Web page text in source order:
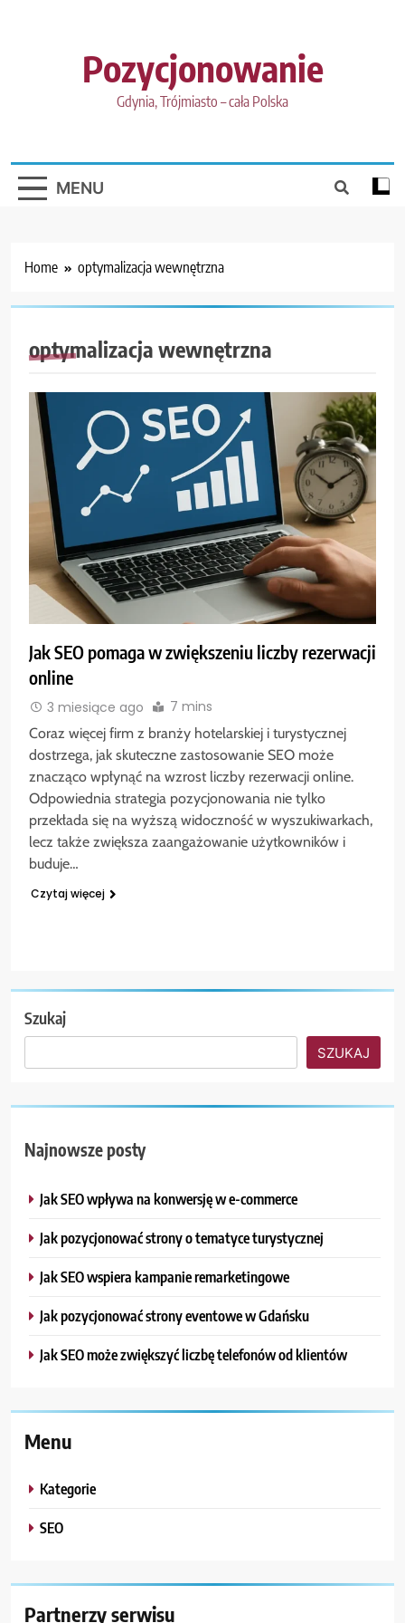
Pozycjonowanie
Gdynia, Trójmiasto – cała Polska
MENU
Home optymalizacja wewnętrzna
optymalizacja wewnętrzna
Jak SEO pomaga w zwiększeniu liczby rezerwacji
online
3 miesiące ago 7 mins
Coraz więcej firm z branży hotelarskiej i turystycznej
dostrzega, jak skuteczne zastosowanie SEO może
znacząco wpłynąć na wzrost liczby rezerwacji online.
Odpowiednia strategia pozycjonowania nie tylko
przekłada się na wyższą widoczność w wyszukiwarkach,
lecz także zwiększa zaangażowanie użytkowników i
buduje…
Czytaj więcej
Szukaj
SZUKAJ
Najnowsze posty
Jak SEO wpływa na konwersję w e-commerce
Jak pozycjonować strony o tematyce turystycznej
Jak SEO wspiera kampanie remarketingowe
Jak pozycjonować strony eventowe w Gdańsku
Jak SEO może zwiększyć liczbę telefonów od klientów
Menu
Kategorie
SEO
Partnerzy serwisu